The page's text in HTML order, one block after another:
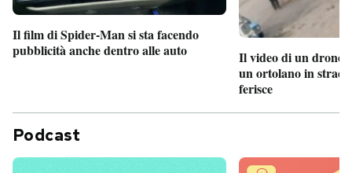
Il film di Spider-Man si sta facendo
pubblicità anche dentro alle auto
Il video di un drone
un ortolano in
ferisce
Podcast